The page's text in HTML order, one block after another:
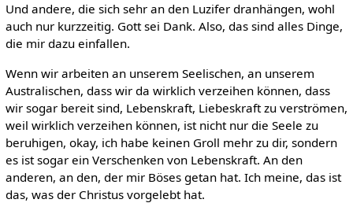
Und andere, die sich sehr an den Luzifer dranhängen, wohl
auch nur kurzzeitig. Gott sei Dank. Also, das sind alles Dinge,
die mir dazu einfallen.
Wenn wir arbeiten an unserem Seelischen, an unserem
Australischen, dass wir da wirklich verzeihen können, dass
wir sogar bereit sind, Lebenskraft, Liebeskraft zu verströmen,
weil wirklich verzeihen können, ist nicht nur die Seele zu
beruhigen, okay, ich habe keinen Groll mehr zu dir, sondern
es ist sogar ein Verschenken von Lebenskraft. An den
anderen, an den, der mir Böses getan hat. Ich meine, das ist
das, was der Christus vorgelebt hat.